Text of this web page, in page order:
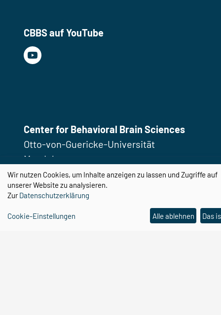
CBBS auf YouTube
Center for Behavioral Brain Sciences
Otto-von-Guericke-Universität
Magdeburg
Universitätsplatz 2
39106 Magdeburg
Email:
cbbs@ovgu.de
Wir nutzen Cookies, um Inhalte anzeigen zu lassen und Zugriffe auf
unserer Website zu analysieren.
ZurDatenschutzerklärung
Cookie-Einstellungen Alle ablehnen Das